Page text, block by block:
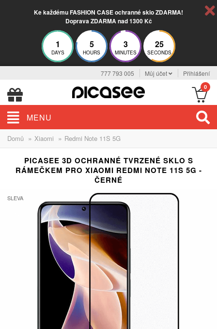
Ke každému FASHION CASE ochranné sklo ZDARMA!
Doprava ZDARMA nad 1300 Kč
1
DAYS
5
HOURS
3
MINUTES
25
SECONDS
777 793 005 Můj účet Přihlášení
0
MENU
Domů » Xiaomi » Redmi Note 11S 5G
PICASEE 3D OCHRANNÉ TVRZENÉ SKLO S
RÁMEČKEM PRO XIAOMI REDMI NOTE 11S 5G -
ČERNÉ
SLEVA